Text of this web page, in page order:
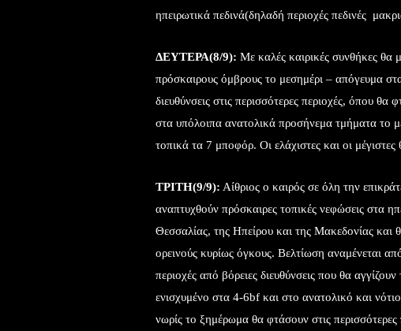
ηπειρωτικά πεδινά(δηλαδή περιοχές πεδινές
ΔΕΥΤΕΡΑ(8/9): Με καλές καιρικές συνθήκες θα
πρόσκαιρους όμβρους το μεσημέρι – απόγευμα
διευθύνσεις στις περισσότερες περιοχές, όπου
στα υπόλοιπα ανατολικά προσήνεμα τμήματα το
τοπικά τα 7 μποφόρ. Οι ελάχιστες και οι
ΤΡΙΤΗ(9/9): Αίθριος ο καιρός σε όλη την
αναπτυχθούν πρόσκαιρες τοπικές νεφώσεις στα
Θεσσαλίας, της Ηπείρου και της Μακεδονίας και
ορεινούς κυρίως όγκους. Βελτίωση αναμένεται
περιοχές από βόρειες διευθύνσεις που θα
ενισχυμένο στα 4-6bf και στο ανατολικό και
νωρίς το ξημέρωμα θα φτάσουν στις